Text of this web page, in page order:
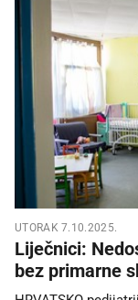
UTORAK 7.10.2025.
Liječnici:
bez primarne